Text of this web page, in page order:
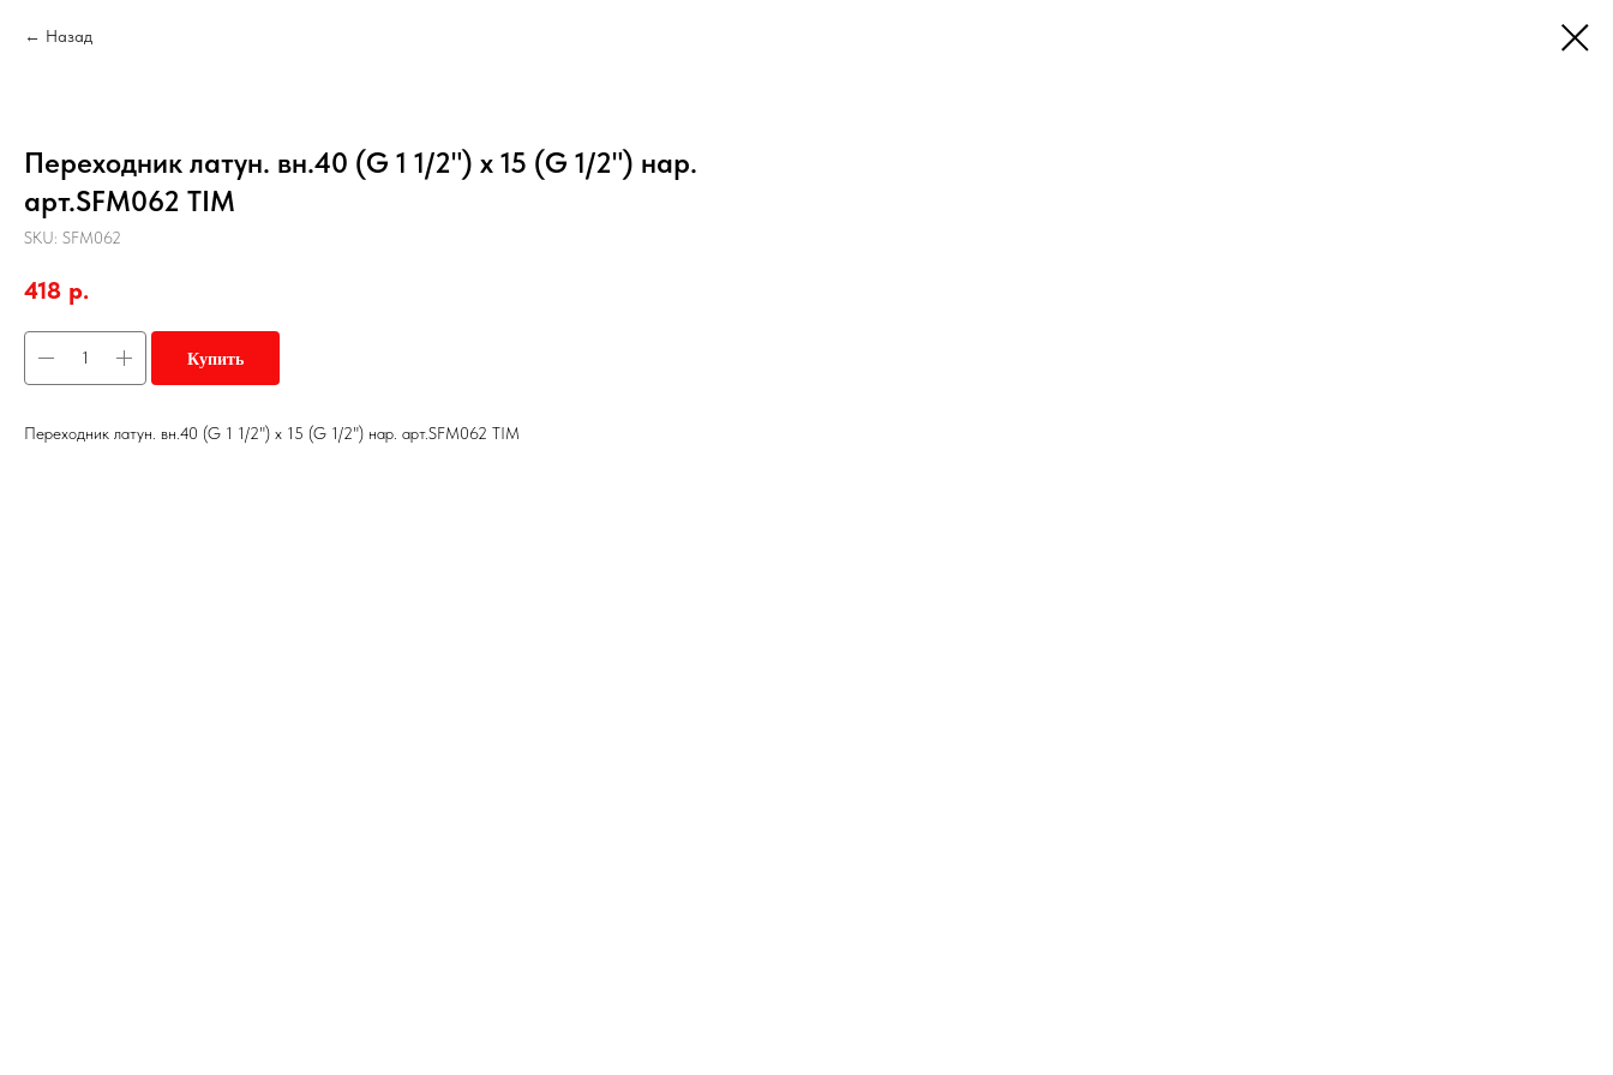
Назад
Переходник латун. вн.40 (G 1 1/2") х 15 (G 1/2") нар.
арт.SFM062 TIM
SKU: SFM062
418 р.
Купить
Переходник латун. вн.40 (G 1 1/2") х 15 (G 1/2") нар. арт.SFM062 TIM